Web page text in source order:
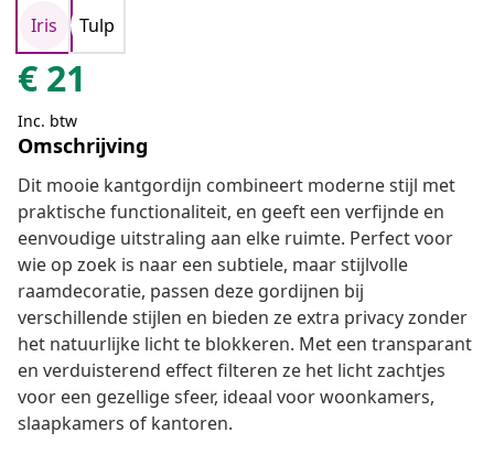
Iris
Tulp
€ 21
Inc. btw
Omschrijving
Dit mooie kantgordijn combineert moderne stijl met
praktische functionaliteit, en geeft een verfijnde en
eenvoudige uitstraling aan elke ruimte. Perfect voor
wie op zoek is naar een subtiele, maar stijlvolle
raamdecoratie, passen deze gordijnen bij
verschillende stijlen en bieden ze extra privacy zonder
het natuurlijke licht te blokkeren. Met een transparant
en verduisterend effect filteren ze het licht zachtjes
voor een gezellige sfeer, ideaal voor woonkamers,
slaapkamers of kantoren.